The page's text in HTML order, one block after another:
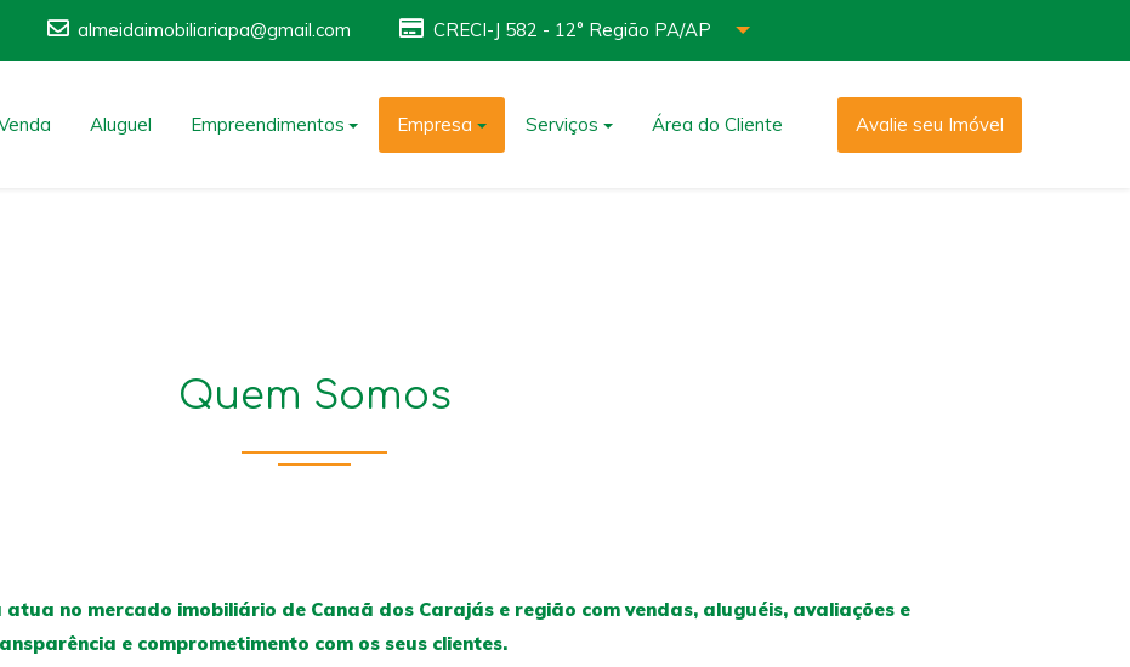
almeidaimobiliariapa@gmail.com CRECI-J 582 - 12° Região PA/AP
Aluguel Empreendimentos Empresa Serviços Área do Cliente Avalie seu Imóvel
Quem Somos
no mercado imobiliário de Canaã dos Carajás e região com vendas, aluguéis, avaliações e
e comprometimento com os seus clientes.